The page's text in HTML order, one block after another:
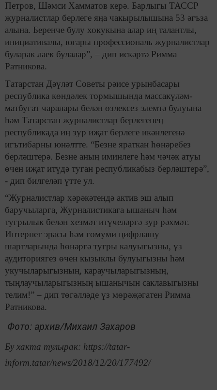
Петров, Шәмси Хамматов керә. Барлыгы ТАССР
журналистлар берлеге яңа чакырылышына 53 әгъза
алына. Беренче булу хокукына алар иң талантлы,
инициативалы, югары профессиональ журналистлар
буларак лаек булалар”, – дип искәртә Римма
Ратникова.
Татарстан Дәүләт Советы рәисе урынбасары
республика көндәлек тормышында массакүләм-
матбугат чаралары белән өзлексез элемтә булуына
һәм Татарстан журналистлар берлегенең
республикада иң зур иҗат берлеге икәнлегенә
игътибарны юнәлтте. “Безне яраткан һөнәребез
берләштерә. Безне аның иминлеге һәм чәчәк атуы
өчен иҗат итүдә туган республикабыз берләштерә”,
- дип билгеләп үтте ул.
“Журналистлар хәрәкәтендә актив эш алып
баручыларга, Журналистикага ышаныч һәм
тугрылык белән хезмәт итүчеләргә зур рәхмәт.
Интернет эрасы һәм гомуми цифрлашу
шартларында һөнәргә тугры калуыгызны, үз
аудиториягез өчен кызыклы булуыгызны һәм
укучыларыгызның, караучыларыгызның,
тыңлаучыларыгызның ышанычын саклавыгызны
телим!” – дип төгәлләде үз мөрәҗәгатен Римма
Ратникова.
Фото: архив/Михаил Захаров
Бу хакта тулырак: https://tatar-
inform.tatar/news/2018/12/20/177492/